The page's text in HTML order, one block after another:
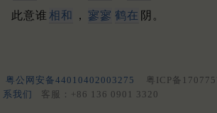
此意谁 相和 ， 寥寥 鹤在 阴。
粤公网安备44010402003275 粤ICP备
系我们
客服：+86 136 0901 3320